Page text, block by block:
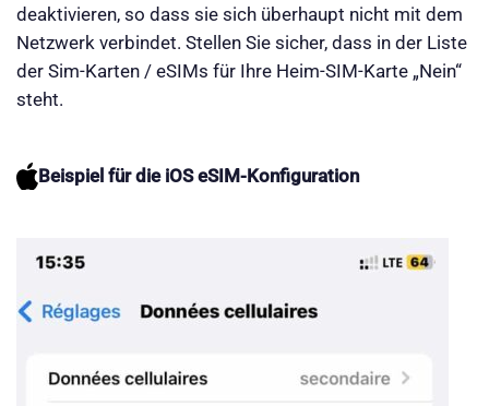
deaktivieren, so dass sie sich überhaupt nicht mit dem
Netzwerk verbindet. Stellen Sie sicher, dass in der Liste
der Sim-Karten / eSIMs für Ihre Heim-SIM-Karte „Nein“
steht.
Beispiel für die iOS eSIM-Konfiguration